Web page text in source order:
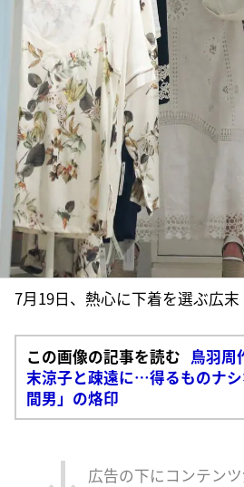
7月19日、熱心に下着を選ぶ広末
この画像の記事を読む 鳥羽周
末涼子と疎遠に…得るものナ
間男」の烙印
広告の下にコンテン